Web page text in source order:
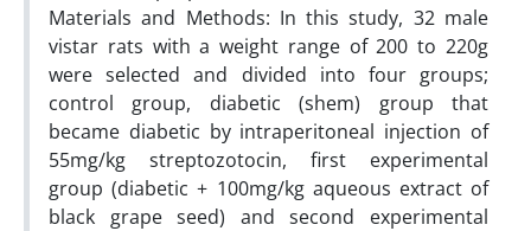
Materials and Methods: In this study, 32 male
vistar rats with a weight range of 200 to 220g
were selected and divided into four groups;
control group, diabetic (shem) group that
became diabetic by intraperitoneal injection of
55mg/kg streptozotocin, first experimental
group (diabetic + 100mg/kg aqueous extract of
black grape seed) and second experimental